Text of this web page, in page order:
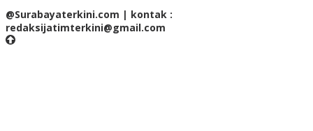
@Surabayaterkini.com | kontak :
redaksijatimterkini@gmail.com